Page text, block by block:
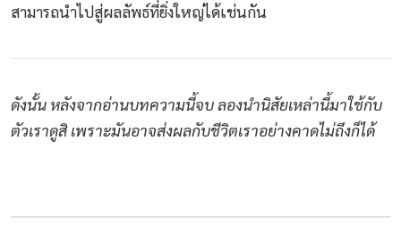
สามารถนำไปสู่ผลลัพธ์ที่ยิ่งใหญ่ได้เช่นกัน
ดังนั้น หลังจากอ่านบทความนี้จบ ลองนำนิสัยเหล่านี้มาใช้กับ
ตัวเราดูสิ เพราะมันอาจส่งผลกับชีวิตเราอย่างคาดไม่ถึงก็ได้